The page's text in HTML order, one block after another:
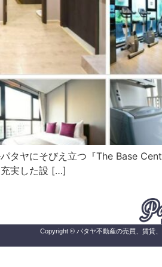
タヤにそびえ立つ『The Base
実した設 […]
Copyright © パタヤ不動産の売買、賃貸